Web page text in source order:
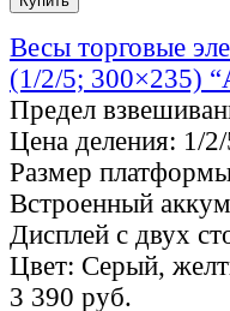
Весы торговые
(1/2/5; 300×235)
Предел
Цена деления: 1/
Размер
Встроенный
Дисплей с двух
Цвет: Серый,
3 390 руб.